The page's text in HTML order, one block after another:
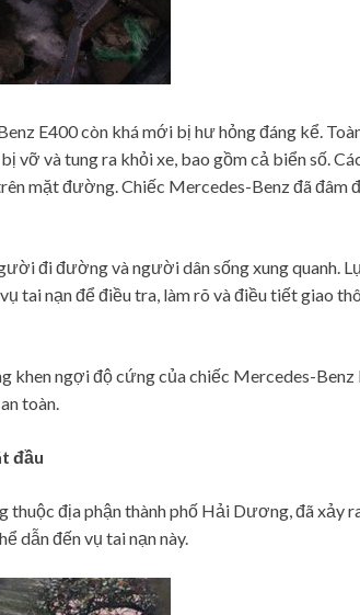
E400 còn khá mới bị hư hỏng đáng kể.
vỡ và tung ra khỏi xe, bao gồm cả biển số.
mặt đường. Chiếc Mercedes-Benz đã đâm
đi đường và người dân sống xung quanh.
tai nạn để điều tra, làm rõ và điều tiết giao
khen ngợi độ cứng của chiếc Mercedes-Benz
toàn.
đầu
địa phận thành phố Hải Dương, đã xảy
dẫn đến vụ tai nạn này.